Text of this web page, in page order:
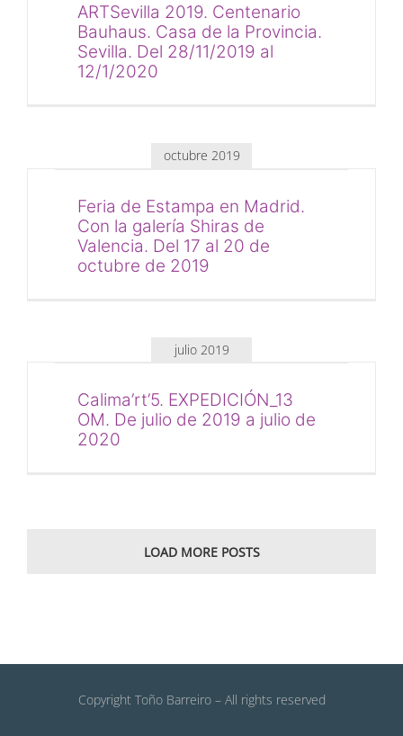
ARTSevilla 2019. Centenario
Bauhaus. Casa de la Provincia.
Sevilla. Del 28/11/2019 al
12/1/2020
octubre 2019
Feria de Estampa en Madrid.
Con la galería Shiras de
Valencia. Del 17 al 20 de
octubre de 2019
julio 2019
Calima’rt’5. EXPEDICIÓN_13
OM. De julio de 2019 a julio de
2020
LOAD MORE POSTS
Copyright Toño Barreiro – All rights reserved